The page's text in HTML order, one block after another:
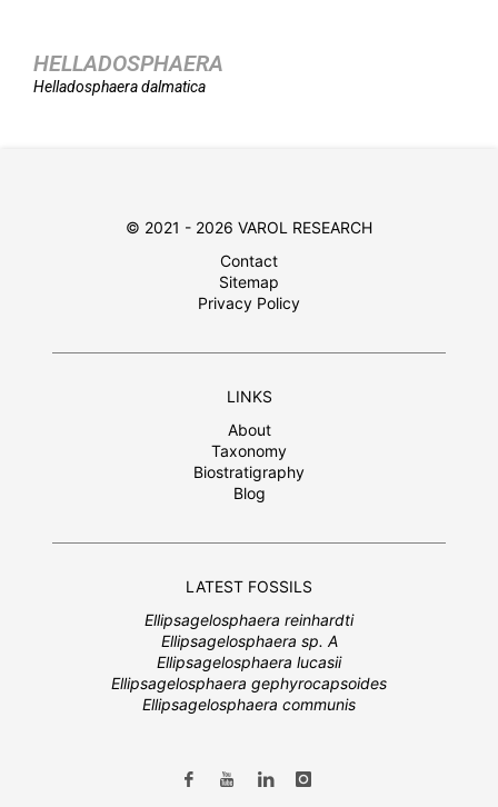
HELLADOSPHAERA
Helladosphaeradalmatica
© 2021 - 2026 VAROL RESEARCH
Contact
Sitemap
Privacy Policy
LINKS
About
Taxonomy
Biostratigraphy
Blog
LATEST FOSSILS
Ellipsagelosphaera reinhardti
Ellipsagelosphaera sp. A
Ellipsagelosphaera lucasii
Ellipsagelosphaera gephyrocapsoides
Ellipsagelosphaera communis